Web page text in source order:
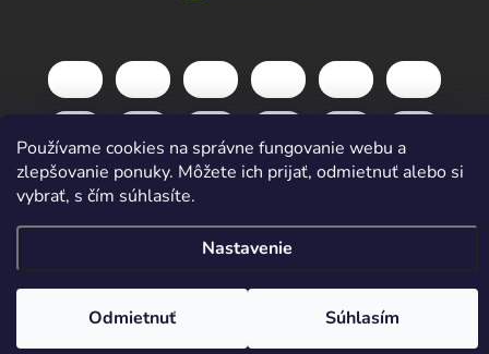
Používame cookies na správne fungovanie webu a
zlepšovanie ponuky. Môžete ich prijať, odmietnuť alebo si
vybrať, s čím súhlasíte.
Nastavenie
Odmietnuť Súhlasím
. Všetky práva vyhradené.